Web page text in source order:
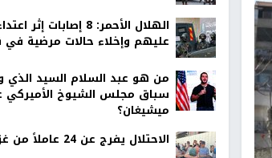
الهلال الأحمر: 8 إصابات
عليهم وإخلاء حالات مرضية في
من هو عبد السلام السيد الذي
سباق مجلس الشيوخ الأميركي
ميشيغان؟
الاحتلال يفرج عن 24 عاملاً من غزة